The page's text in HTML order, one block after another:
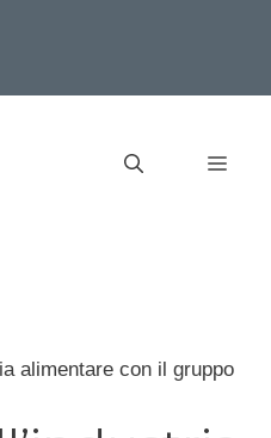
alimentare con il gruppo